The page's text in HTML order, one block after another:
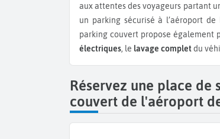
aux attentes des voyageurs partant
un parking sécurisé à l’aéroport
parking couvert propose également
électriques, le lavage completdu
Réservez une place de
couvert de l'aéroport